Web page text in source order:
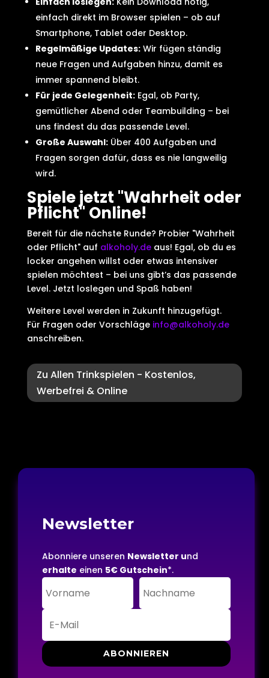
einfach direkt im Browser spielen – ob auf
Smartphone, Tablet oder Desktop.
Regelmäßige Updates:Wir fügen ständig
neue Fragen und Aufgaben hinzu, damit es
immer spannend bleibt.
Für jede Gelegenheit:Egal, ob Party,
gemütlicher Abend oder Teambuilding – bei
uns findest du das passende Level.
Große Auswahl:Über 400 Aufgaben und
Fragen sorgen dafür, dass es nie langweilig
wird.
Spiele jetzt "Wahrheit oder
Pflicht" Online!
Bereit für die nächste Runde? Probier "Wahrheit
oder Pflicht" auf alkoholy.deaus! Egal, ob du es
locker angehen willst oder etwas intensiver
spielen möchtest – bei uns gibt’s das passende
Level. Jetzt loslegen und Spaß haben!
Weitere Level werden in Zukunft hinzugefügt.
Für Fragen oder Vorschläge info@alkoholy.de
anschreiben.
Zu Allen Trinkspielen - Kostenlos,
Werbefrei & Online
Newsletter
Abonniere unseren Newsletter und
erhalte einen 5€ Gutschein*.
ABONNIEREN